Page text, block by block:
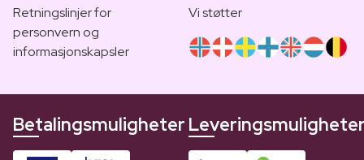
Retningslinjer for
personvern og
informasjonskapsler
Vi støtter
Betalingsmuligheter